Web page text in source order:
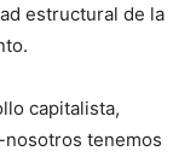
estructural de la
capitalista,
tenemos